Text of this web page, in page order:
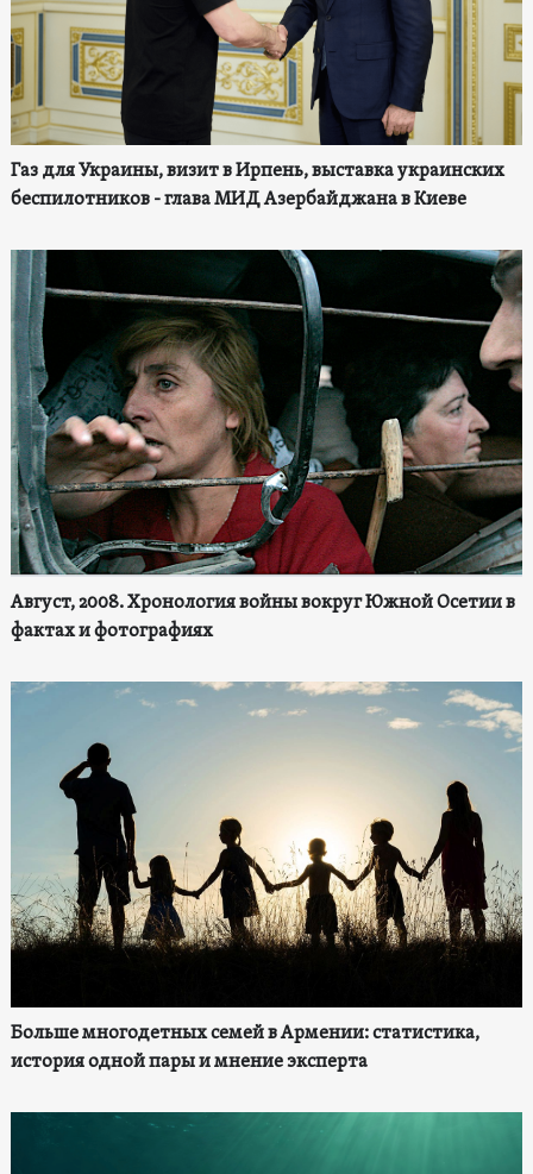
Газ для Украины, визит в Ирпень, выставка украинских
беспилотников - глава МИД Азербайджана в Киеве
Август, 2008. Хронология войны вокруг Южной Осетии в
фактах и фотографиях
Больше многодетных семей в Армении: статистика,
история одной пары и мнение эксперта